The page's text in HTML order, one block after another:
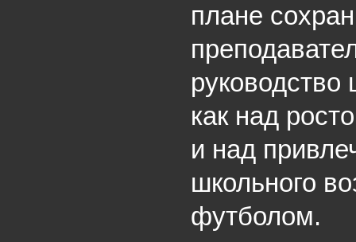
плане
как над
и над
школьного
футболом.